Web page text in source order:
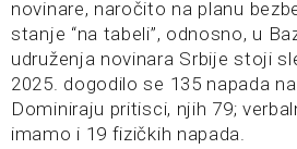
novinare, naročito na planu
stanje “na tabeli”, odnosno, u
udruženja novinara Srbije stoji
2025. dogodilo se 135 napada
Dominiraju pritisci, njih 79;
imamo i 19 fizičkih napada.